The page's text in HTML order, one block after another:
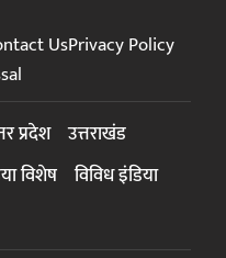
UsPrivacy Policy
प्रदेश उत्तराखंड
विशेष विविध इंडिया